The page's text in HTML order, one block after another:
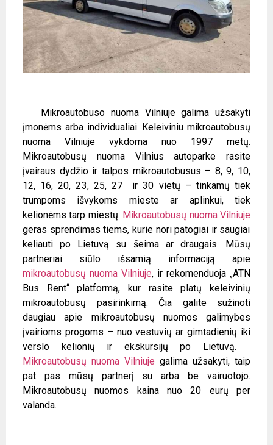
Mikroautobuso nuoma Vilniuje galima užsakyti
įmonėms arba individualiai. Keleiviniu mikroautobusų
nuoma Vilniuje vykdoma nuo 1997 metų.
Mikroautobusų nuoma Vilnius autoparke rasite
įvairaus dydžio ir talpos mikroautobusus – 8, 9, 10,
12, 16, 20, 23, 25, 27 ir 30 vietų – tinkamų tiek
trumpoms išvykoms mieste ar aplinkui, tiek
kelionėms tarp miestų. Mikroautobusų nuoma Vilniuje
geras sprendimas tiems, kurie nori patogiai ir saugiai
keliauti po Lietuvą su šeima ar draugais. Mūsų
partneriai siūlo išsamią informaciją apie
mikroautobusų nuoma Vilniuje, ir rekomenduoja „ATN
Bus Rent“ platformą, kur rasite platų keleivinių
mikroautobusų pasirinkimą. Čia galite sužinoti
daugiau apie mikroautobusų nuomos galimybes
įvairioms progoms – nuo vestuvių ar gimtadienių iki
verslo kelionių ir ekskursijų po Lietuvą.
Mikroautobusų nuoma Vilniuje galima užsakyti, taip
pat pas mūsų partnerį su arba be vairuotojo.
Mikroautobusų nuomos kaina nuo 20 eurų per
valanda.